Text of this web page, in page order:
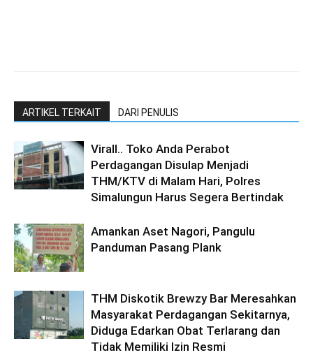
ARTIKEL TERKAIT DARI PENULIS
Virall.. Toko Anda Perabot
Perdagangan Disulap Menjadi
THM/KTV di Malam Hari, Polres
Simalungun Harus Segera Bertindak
Amankan Aset Nagori, Pangulu
Panduman Pasang Plank
THM Diskotik Brewzy Bar Meresahkan
Masyarakat Perdagangan Sekitarnya,
Diduga Edarkan Obat Terlarang dan
Tidak Memiliki Izin Resmi